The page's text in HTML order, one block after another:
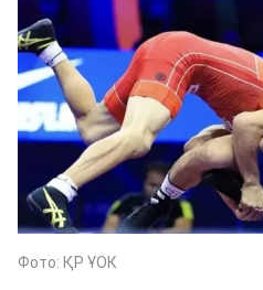
Фото: ҚР ҰОК